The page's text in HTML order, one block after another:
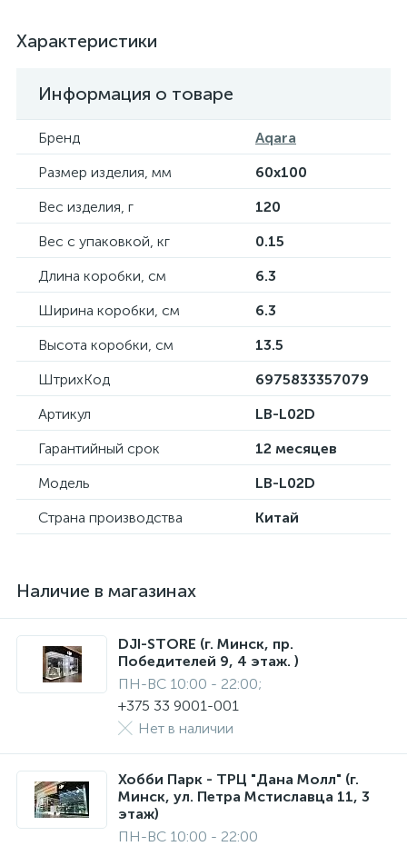
Характеристики
Информация о товаре
Бренд
Aqara
Размер изделия, мм
60х100
Вес изделия, г
120
Вес с упаковкой, кг
0.15
Длина коробки, см
6.3
Ширина коробки, см
6.3
Высота коробки, см
13.5
ШтрихКод
6975833357079
Артикул
LB-L02D
Гарантийный срок
12 месяцев
Модель
LB-L02D
Страна производства
Китай
Наличие в магазинах
DJI-STORE (г. Минск, пр.
Победителей 9, 4 этаж. )
ПН-ВС 10:00 - 22:00;
+375 33 9001-001
Нет в наличии
Хобби Парк - ТРЦ "Дана Молл" (г.
Минск, ул. Петра Мстиславца 11, 3
этаж)
ПН-ВС 10:00 - 22:00